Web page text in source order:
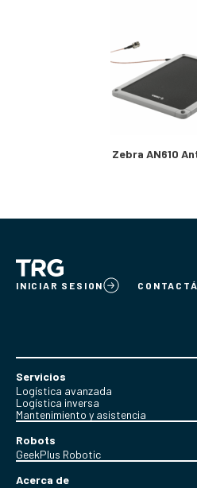
Zebra AN610
INICIAR SESION
Servicios
Logística avanzada
Logística inversa
Mantenimiento y asistencia
Robots
GeekPlus Robotic
Acerca de